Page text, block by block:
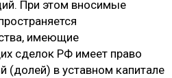
При этом вносимые
имеющие
сделок РФ имеет право
(долей) в уставном капитале